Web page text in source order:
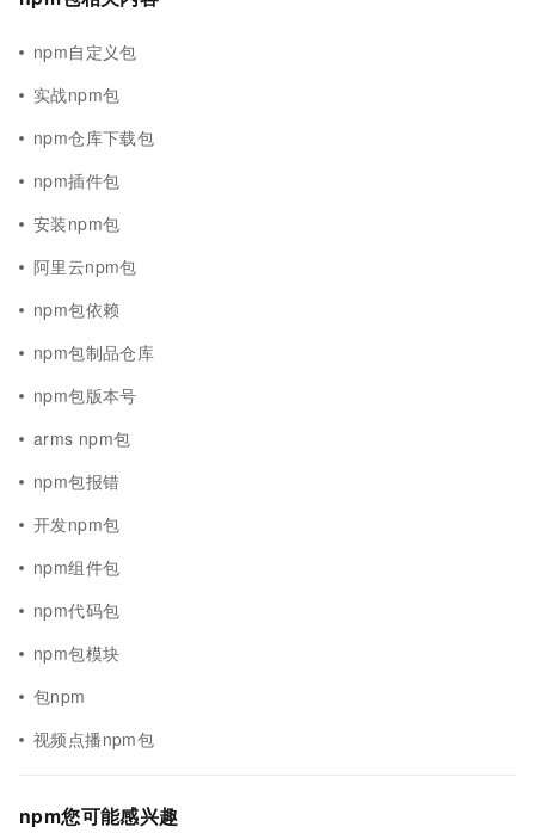
npm自定义包
实战npm包
npm仓库下载包
npm插件包
安装npm包
阿里云npm包
npm包依赖
npm包制品仓库
npm包版本号
arms npm包
npm包报错
开发npm包
npm组件包
npm代码包
npm包模块
包npm
视频点播npm包
npm您可能感兴趣